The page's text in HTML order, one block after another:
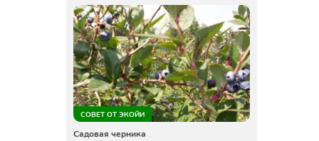
СОВЕТ ОТ ЭКОЙИ
Садовая черника